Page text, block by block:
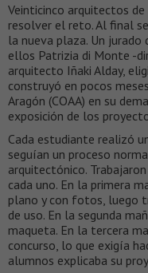
Veinticinco arquitectos
resolver el reto. Al final
la nueva plaza. Un
ellos Patrizia di Monte -
arquitecto Iñaki Alday,
construyó en pocos
Aragón (COAA) en su
exposición de los
Cada estudiante realizó
seguían un proceso
arquitectónico.
cada uno. En la primera
plano y con fotos, luego
de uso. En la segunda
maqueta. En la tercera
concurso, lo que exigía
alumnos explicaba su